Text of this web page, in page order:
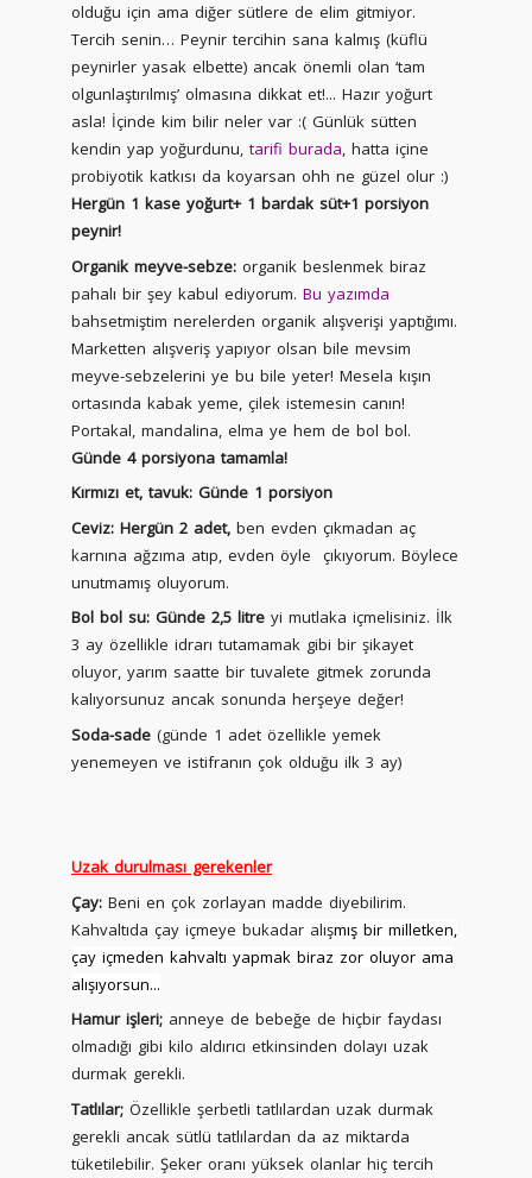
olduğu için ama diğer sütlere de elim gitmiyor.
Tercih senin… Peynir tercihin sana kalmış (küflü
peynirler yasak elbette) ancak önemli olan ‘tam
olgunlaştırılmış’ olmasına dikkat et!... Hazır yoğurt
asla! İçinde kim bilir neler var :( Günlük sütten
kendin yap yoğurdunu, tarifi burada, hatta içine
probiyotik katkısı da koyarsan ohh ne güzel olur :)
Hergün 1 kase yoğurt+ 1 bardak süt+1 porsiyon
peynir!
Organik meyve-sebze: organik beslenmek biraz
pahalı bir şey kabul ediyorum. Bu yazımda
bahsetmiştim nerelerden organik alışverişi yaptığımı.
Marketten alışveriş yapıyor olsan bile mevsim
meyve-sebzelerini ye bu bile yeter! Mesela kışın
ortasında kabak yeme, çilek istemesin canın!
Portakal, mandalina, elma ye hem de bol bol.
Günde 4 porsiyona tamamla!
Kırmızı et, tavuk: Günde 1 porsiyon
Ceviz: Hergün 2 adet, ben evden çıkmadan aç
karnına ağzıma atıp, evden öyle çıkıyorum. Böylece
unutmamış oluyorum.
Bol bol su: Günde 2,5 litre yi mutlaka içmelisiniz. İlk
3 ay özellikle idrarı tutamamak gibi bir şikayet
oluyor, yarım saatte bir tuvalete gitmek zorunda
kalıyorsunuz ancak sonunda herşeye değer!
Soda-sade (günde 1 adet özellikle yemek
yenemeyen ve istifranın çok olduğu ilk 3 ay)
Uzak durulması gerekenler
Çay: Beni en çok zorlayan madde diyebilirim.
Kahvaltıda çay içmeye bukadar alışmış bir milletken,
çay içmeden kahvaltı yapmak biraz zor oluyor ama
alışıyorsun...
Hamur işleri; anneye de bebeğe de hiçbir faydası
olmadığı gibi kilo aldırıcı etkinsinden dolayı uzak
durmak gerekli.
Tatlılar; Özellikle şerbetli tatlılardan uzak durmak
gerekli ancak sütlü tatlılardan da az miktarda
tüketilebilir. Şeker oranı yüksek olanlar hiç tercih